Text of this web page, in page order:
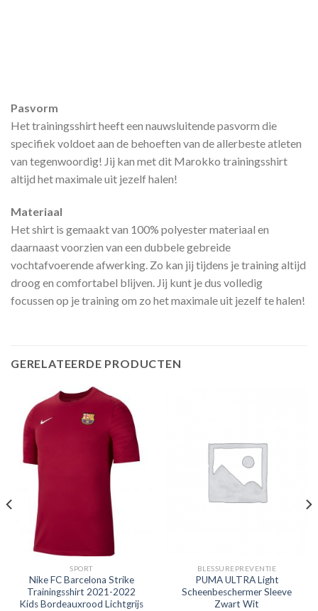
Pasvorm
Het trainingsshirt heeft een nauwsluitende pasvorm die
specifiek voldoet aan de behoeften van de allerbeste atleten
van tegenwoordig! Jij kan met dit Marokko trainingsshirt
altijd het maximale uit jezelf halen!
Materiaal
Het shirt is gemaakt van 100% polyester materiaal en
daarnaast voorzien van een dubbele gebreide
vochtafvoerende afwerking. Zo kan jij tijdens je training altijd
droog en comfortabel blijven. Jij kunt je dus volledig
focussen op je training om zo het maximale uit jezelf te halen!
GERELATEERDE PRODUCTEN
SPORT
Nike FC Barcelona Strike
Trainingsshirt 2021-2022
Kids Bordeauxrood Lichtgrijs
BLESSUREPREVENTIE
PUMA ULTRA Light
Scheenbeschermer Sleeve
Zwart Wit